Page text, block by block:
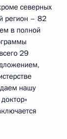
северных
регион – 82
в полной
29
нашу